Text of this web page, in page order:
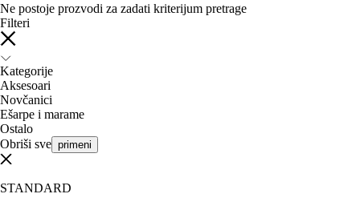
Ne postoje prozvodi za zadati kriterijum pretrage
Filteri
Kategorije
Aksesoari
Novčanici
Ešarpe i marame
Ostalo
Obriši sve primeni
STANDARD